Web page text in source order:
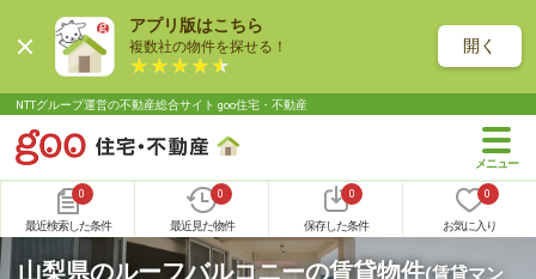
アプリ版はこちら
複数社の物件を探せる！ 開く
NTTグループ運営の不動産総合サイト goo住宅・不動産
0
最近検索した条件
0
最近見た物件
0
保存した条件
0
お気に入り
山梨県のルーフバルコニーの賃貸物件(賃貸マン